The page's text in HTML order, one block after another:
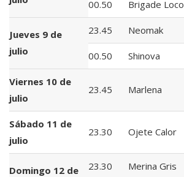
00.50 Brigade Loco
Jueves 9 de
julio
23.45 Neomak
00.50 Shinova
Viernes 10 de
julio
23.45 Marlena
Sábado 11 de
julio
23.30 Ojete Calor
Domingo 12 de
23.30 Merina Gris